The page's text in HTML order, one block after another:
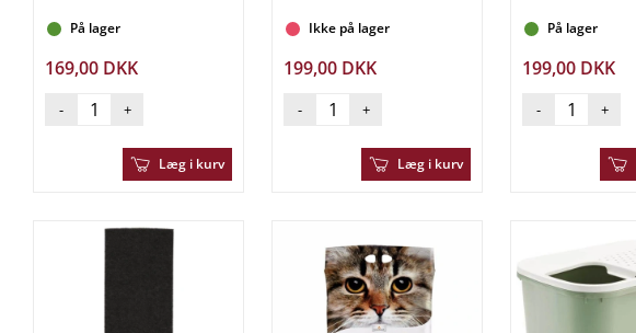
På lager
169,00 DKK
- +
Læg i kurv
Ikke på lager
199,00 DKK
- +
Læg i kurv
På lager
199,00 DKK
- +